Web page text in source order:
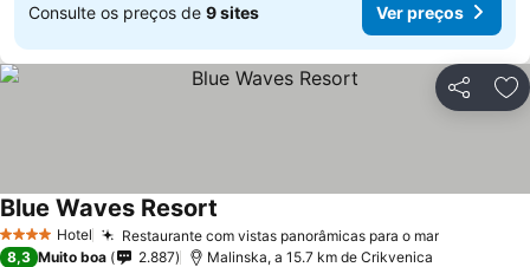
Consulte os preços de 9 sites Ver preços
Partilhar
4 EstrelasHotel Restaurante com vistas panorâmicas para o mar
Blue Waves Resort
8,3 Muito boa 2.887 Malinska, a 15.7 km de Crikvenica